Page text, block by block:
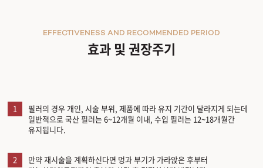
효과 및 권장주기
EFFECTIVENESS AND RECOMMENDED PERIOD
1
필러의 경우 개인, 시술 부위, 제품에 따라 유지 기간이 달라지게 되는데
일반적으로 국산 필러는 6~12개월 이내, 수입 필러는 12~18개월간
유지됩니다.
2
만약 재시술을 계획하신다면 멍과 부기가 가라앉은 후부터